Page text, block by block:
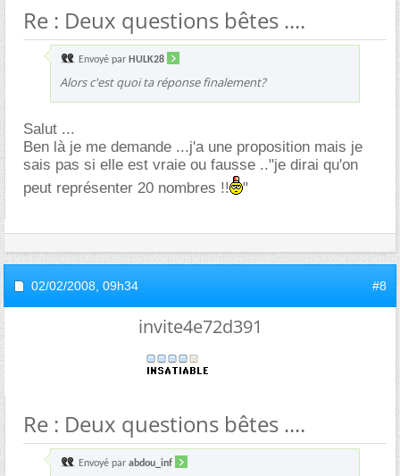
Re : Deux questions bêtes ....
Envoyé par HULK28
Alors c'est quoi ta réponse finalement?
Salut ...
Ben là je me demande ...j'a une proposition mais je
sais pas si elle est vraie ou fausse .."je dirai qu'on
peut représenter 20 nombres !!
"
02/02/2008, 09h34 #8
invite4e72d391
Re : Deux questions bêtes ....
Envoyé par abdou_inf